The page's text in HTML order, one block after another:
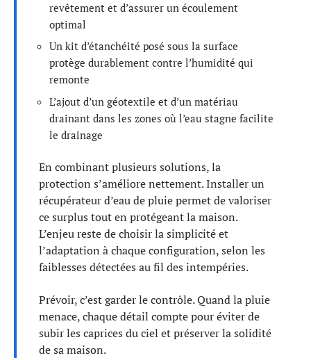
revêtement et d’assurer un écoulement
optimal
Un kit d’étanchéité posé sous la surface
protège durablement contre l’humidité qui
remonte
L’ajout d’un géotextile et d’un matériau
drainant dans les zones où l’eau stagne facilite
le drainage
En combinant plusieurs solutions, la
protection s’améliore nettement. Installer un
récupérateur d’eau de pluie permet de valoriser
ce surplus tout en protégeant la maison.
L’enjeu reste de choisir la simplicité et
l’adaptation à chaque configuration, selon les
faiblesses détectées au fil des intempéries.
Prévoir, c’est garder le contrôle. Quand la pluie
menace, chaque détail compte pour éviter de
subir les caprices du ciel et préserver la solidité
de sa maison.